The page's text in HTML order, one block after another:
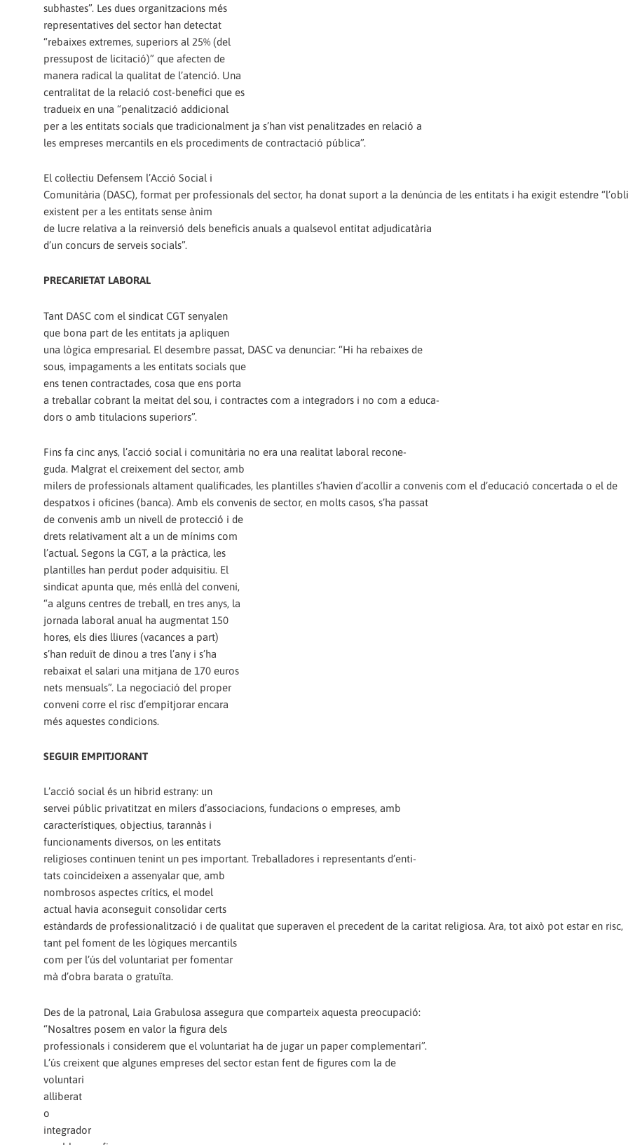
subhastes”. Les dues organitzacions més
representatives del sector han detectat
“rebaixes extremes, superiors al 25% (del
pressupost de licitació)” que afecten de
manera radical la qualitat de l’atenció. Una
centralitat de la relació cost-benefici que es
tradueix en una “penalització addicional
per a les entitats socials que tradicionalment ja s’han vist penalitzades en relació a
les empreses mercantils en els procediments de contractació pública”.
El col·lectiu Defensem l’Acció Social i
Comunitària (DASC), format per professionals del sector, ha donat suport a la denúncia de les entitats i ha exigit estendre
existent per a les entitats sense ànim
de lucre relativa a la reinversió dels beneficis anuals a qualsevol entitat adjudicatària
d’un concurs de serveis socials”.
PRECARIETAT LABORAL
Tant DASC com el sindicat CGT senyalen
que bona part de les entitats ja apliquen
una lògica empresarial. El desembre passat, DASC va denunciar: “Hi ha rebaixes de
sous, impagaments a les entitats socials que
ens tenen contractades, cosa que ens porta
a treballar cobrant la meitat del sou, i contractes com a integradors i no com a educa-
dors o amb titulacions superiors”.
Fins fa cinc anys, l’acció social i comunitària no era una realitat laboral recone-
guda. Malgrat el creixement del sector, amb
milers de professionals altament qualificades, les plantilles s’havien d’acollir a convenis com el d’educació concertada o el de
despatxos i oficines (banca). Amb els convenis de sector, en molts casos, s’ha passat
de convenis amb un nivell de protecció i de
drets relativament alt a un de mínims com
l’actual. Segons la CGT, a la pràctica, les
plantilles han perdut poder adquisitiu. El
sindicat apunta que, més enllà del conveni,
“a alguns centres de treball, en tres anys, la
jornada laboral anual ha augmentat 150
hores, els dies lliures (vacances a part)
s’han reduït de dinou a tres l’any i s’ha
rebaixat el salari una mitjana de 170 euros
nets mensuals”. La negociació del proper
conveni corre el risc d’empitjorar encara
més aquestes condicions.
SEGUIR EMPITJORANT
L’acció social és un hibrid estrany: un
servei públic privatitzat en milers d’associacions, fundacions o empreses, amb
característiques, objectius, tarannàs i
funcionaments diversos, on les entitats
religioses continuen tenint un pes important. Treballadores i representants d’enti-
tats coincideixen a assenyalar que, amb
nombrosos aspectes crítics, el model
actual havia aconseguit consolidar certs
estàndards de professionalització i de qualitat que superaven el precedent de la caritat religiosa. Ara, tot això pot estar en risc,
tant pel foment de les lògiques mercantils
com per l’ús del voluntariat per fomentar
mà d’obra barata o gratuïta.
Des de la patronal, Laia Grabulosa assegura que comparteix aquesta preocupació:
“Nosaltres posem en valor la figura dels
professionals i considerem que el voluntariat ha de jugar un paper complementari”.
L’ús creixent que algunes empreses del sector estan fent de figures com la de
voluntari
alliberat
o
integrador